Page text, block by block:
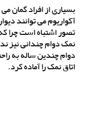
بسیاری از افراد گمان
آکواریوم می توانند
تصور اشتباه است چرا
نمک دوام چندانی نیز
دوام چندین ساله به
اتاق نمک را آماده کرد.